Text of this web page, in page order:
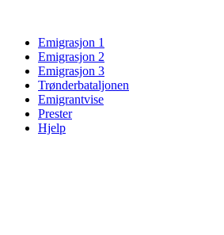
Emigrasjon 1
Emigrasjon 2
Emigrasjon 3
Trønderbataljonen
Emigrantvise
Prester
Hjelp